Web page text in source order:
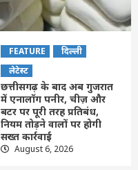
FEATURE
दिल्ली
लेटेस्ट
छत्तीसगढ़ के बाद अब गुजरात
में एनालॉग पनीर, चीज़ और
बटर पर पूरी तरह प्रतिबंध,
नियम तोड़ने वालों पर होगी
सख्त कार्रवाई
August 6, 2026